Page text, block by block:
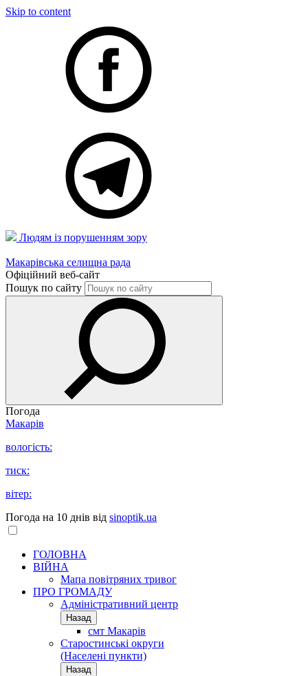
Skip to content
Людям із порушенням зору
Макарівська селищна рада
Офіційний веб-сайт
Пошук по сайту
Погода
Макарів
вологість:
тиск:
вітер:
Погода на 10 днів від sinoptik.ua
ГОЛОВНА
ВІЙНА
Мапа повітряних тривог
ПРО ГРОМАДУ
Aдміністративний центр
Назад
смт Макарів
Старостинські округи
(Населені пункти)
Назад